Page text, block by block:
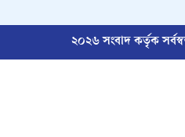
২০২৬ সংবাদ কর্তৃক